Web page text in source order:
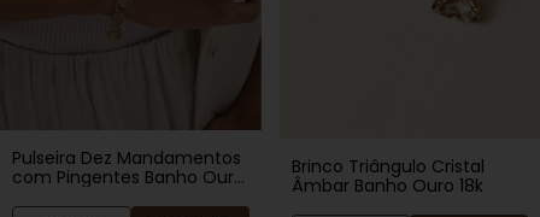
Pulseira Dez Mandamentos
com Pingentes Banho Ouro
Brinco Triângulo Cristal
Âmbar Banho Ouro 18k